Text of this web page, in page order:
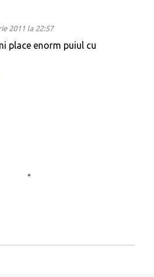
2011 la 22:57
place enorm puiul cu